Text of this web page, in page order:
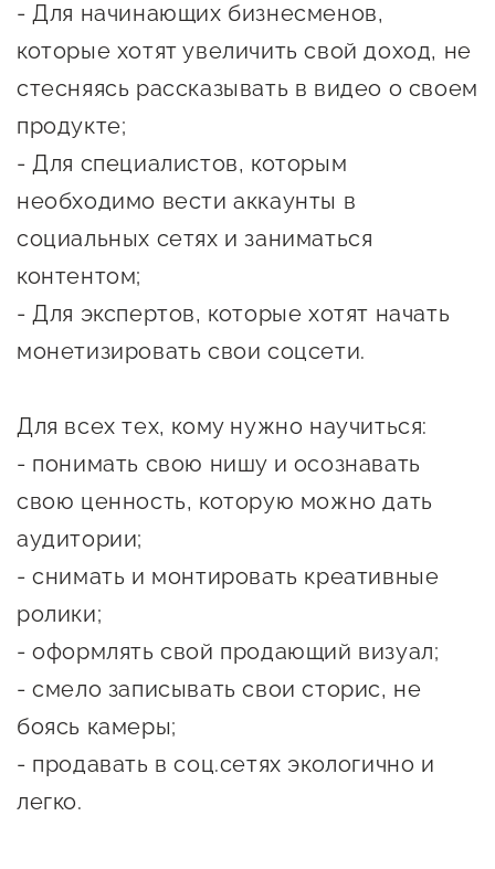
Оказание услуг в
социальной сфере
Обучающие
мероприятия
Проекты
Поддержка центра
Онлайн-витрина
Экскурсии на
документы
Центр поддержки экспорта
Справочник
предпринимателя
Интерактивные сервисы
Каталог креативной
продукции
Госзакупки для малого
бизнеса
Каталог югорских франшиз
Инвестору
Новости УФНС
Каталог грантов
Конкурсы для
- Для начинающих бизнесменов,
которые хотят увеличить свой доход, не
стесняясь рассказывать в видео о своем
продукте;
- Для специалистов, которым
необходимо вести аккаунты в
социальных сетях и заниматься
контентом;
- Для экспертов, которые хотят начать
монетизировать свои соцсети.
Для всех тех, кому нужно научиться:
- понимать свою нишу и осознавать
свою ценность, которую можно дать
аудитории;
- снимать и монтировать креативные
ролики;
- оформлять свой продающий визуал;
- смело записывать свои сторис, не
боясь камеры;
- продавать в соц.сетях экологично и
легко.